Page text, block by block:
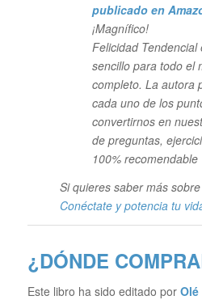
publicado en
¡Magnífico!
Felicidad
sencillo para todo el
completo. La autora
cada uno de los
convertirnos en
de preguntas,
100% recomendable
Si quieres saber más sobre
Conéctate y potencia tu
¿DÓNDE
Este libro ha sido editado por